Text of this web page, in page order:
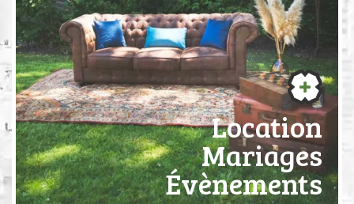
Location
Mariages
Évènements